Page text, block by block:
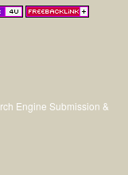
Engine Submission &